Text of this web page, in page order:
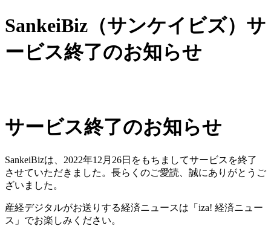
SankeiBiz（サンケイビズ）サ
ービス終了のお知らせ
サービス終了のお知らせ
SankeiBizは、2022年12月26日をもちましてサービスを終了
させていただきました。長らくのご愛読、誠にありがとうご
ざいました。
産経デジタルがお送りする経済ニュースは「iza! 経済ニュー
ス」でお楽しみください。